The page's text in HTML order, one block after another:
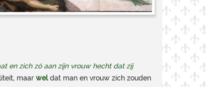
en zich zó aan zijn vrouw hecht dat zij
maar weldat man en vrouw zich zouden